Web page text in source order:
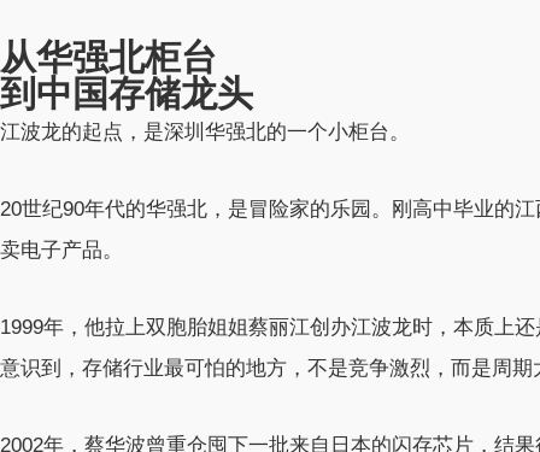
从华强北柜台
到中国存储龙头
江波龙的起点，是深圳华强北的一个小柜台。
20世纪90年代的华强北，是冒险家的乐园。刚高中毕业的
卖电子产品。
1999年，他拉上双胞胎姐姐蔡丽江创办江波龙时，本质上
意识到，存储行业最可怕的地方，不是竞争激烈，而是周期
2002年，蔡华波曾重仓囤下一批来自日本的闪存芯片，结